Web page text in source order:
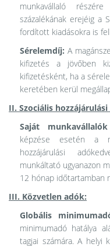
munkavállaló
százalékának erejéig a
fordított kiadásokra is
Sérelemdíj: A
kifizetés a jövőben
kifizetésként, ha a
keretében kerül
II. Szociális hozzájárulási
Saját
képzése esetén a
hozzájárulási
munkáltató ugyanazon
12 hónap időtartamban
III. Közvetlen adók:
Globális
minimumadó hatálya
tagjai számára. A helyi